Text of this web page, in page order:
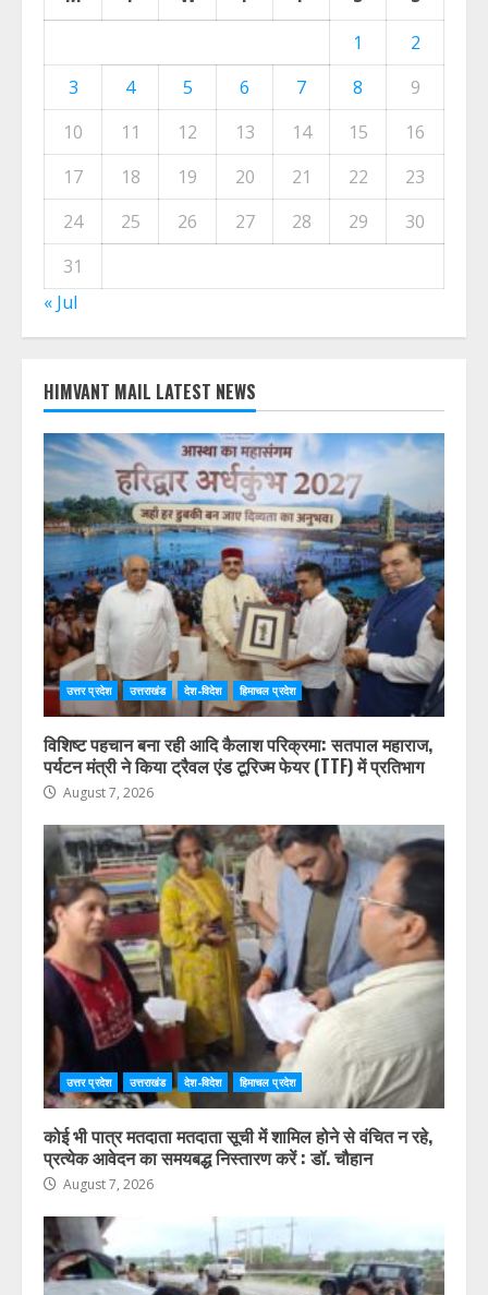
1
2
3
4 5 6 7 8
9
10
11 12 13 14 15
16
17
18 19 20 21 22
23
24
25 26 27 28 29
30
31
« Jul
HIMVANT MAIL LATEST NEWS
उत्तर प्रदेश उत्तराखंड देश-विदेश हिमाचल प्रदेश
विशिष्ट पहचान बना रही आदि कैलाश परिक्रमा: सतपाल महाराज,
पर्यटन मंत्री ने किया ट्रैवल एंड टूरिज्म फेयर (TTF) में प्रतिभाग
August 7, 2026
उत्तर प्रदेश उत्तराखंड देश-विदेश हिमाचल प्रदेश
कोई भी पात्र मतदाता मतदाता सूची में शामिल होने से वंचित न रहे,
प्रत्येक आवेदन का समयबद्ध निस्तारण करें : डॉ. चौहान
August 7, 2026